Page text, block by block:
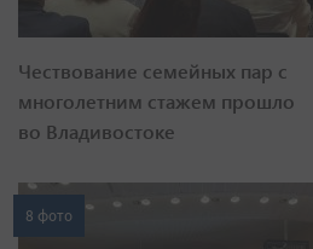
Чествование семейных пар с
многолетним стажем прошло
во Владивостоке
8 фото